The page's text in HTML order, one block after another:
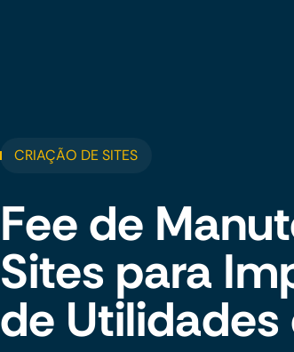
CRIAÇÃO DE SITES
Fee de
Sites para
de Utilidades